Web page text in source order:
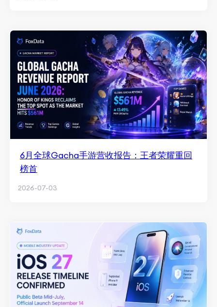
6月全球Gacha手游营收报告：王者荣耀重回
榜首
2026-07-03